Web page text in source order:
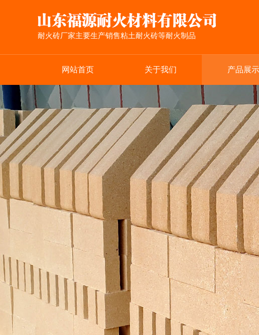
耐火砖厂家主要生产销售粘土耐火砖等耐火制品
网站首页 关于我们 产品展示